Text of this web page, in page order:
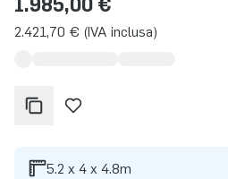
2.421,70 € (IVA inclusa)
5.2 x 4 x 4.8m